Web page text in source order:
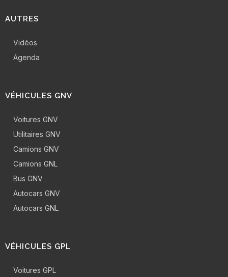
AUTRES
Vidéos
Agenda
VÉHICULES GNV
Voitures GNV
Utilitaires GNV
Camions GNV
Camions GNL
Bus GNV
Autocars GNV
Autocars GNL
VÉHICULES GPL
Voitures GPL